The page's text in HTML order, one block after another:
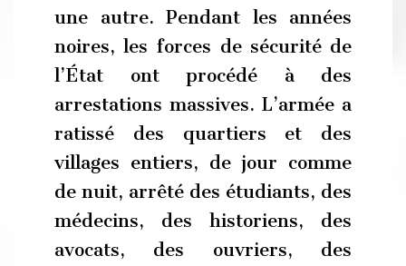
une autre. Pendant les années
noires, les forces de sécurité de
l’État ont procédé à des
arrestations massives. L’armée a
ratissé des quartiers et des
villages entiers, de jour comme
de nuit, arrêté des étudiants, des
médecins, des historiens, des
avocats, des ouvriers, des